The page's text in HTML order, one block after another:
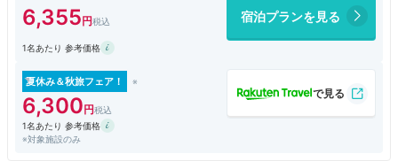
アメニティはロビーにあるので自分で必要な品を持っていく。
部屋はシャワーだけ。冷蔵庫は無くロビーに共用の冷蔵庫があり部屋番号
大きなキッチンがあり、鍋・皿・電子レンジがあるので長期滞在に向いて
いる。
6,355 宿泊プランを見る
1名あたり 参考価格
夏休み＆秋旅フェア！
6,300
1名あたり 参考価格
※対象施設のみ